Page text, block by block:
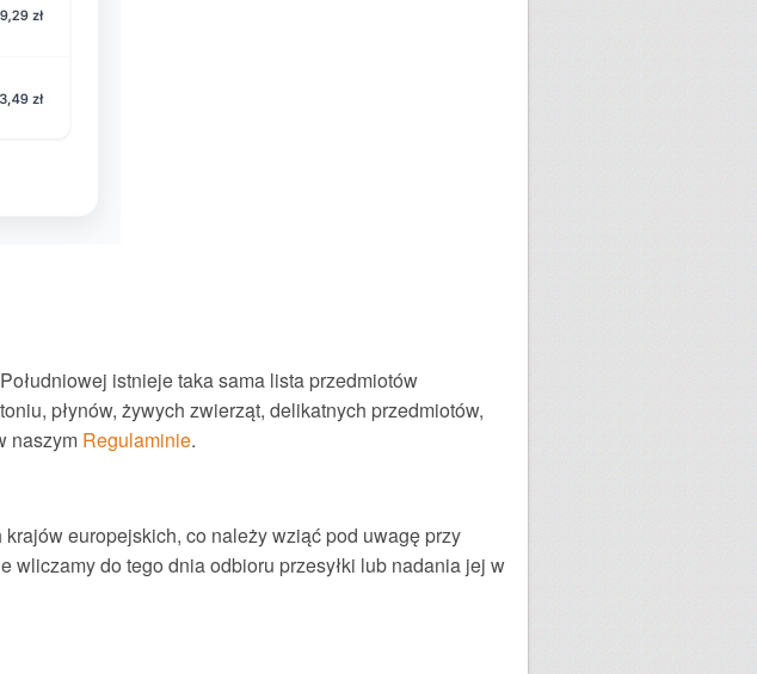
istnieje taka sama lista przedmiotów
płynów, żywych zwierząt, delikatnych przedmiotów,
naszym Regulaminie.
krajów europejskich, co należy wziąć pod uwagę przy
wliczamy do tego dnia odbioru przesyłki lub nadania jej w